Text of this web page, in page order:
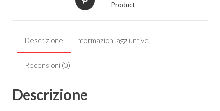
Product
Descrizione Informazioni aggiuntive
Recensioni (0)
Descrizione